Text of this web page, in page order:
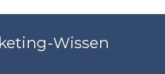
Wissen